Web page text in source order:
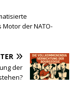
der NATO-
der